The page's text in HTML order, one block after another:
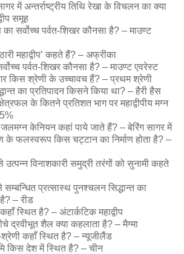
में अन्तर्राष्ट्रीय तिथि रेखा के विचलन का क्या
समूह
का सर्वोच्च पर्वत-शिखर कौनसा है? – माउण्ट
महाद्वीप’ कहते हैं? – अफ्रीका
पर्वत-शिखर कौनसा है? – माउण्ट एवरेस्ट
किस श्रेणी के उच्चावच हैं? – प्रथम श्रेणी
का प्रतिपादन किसने किया था? – हैरी हैस
के कितने प्रतिशत भाग पर महाद्वीपीय मग्न
केनियन कहां पाये जाते हैं? – बेरिंग सागर में
के फलस्वरूप किस चट्टान का निर्माण होता है? –
विनाशकारी समुद्री तरंगों को सुनामी कहते
सम्बन्धित प्रत्सास्थ पुनश्चलन सिद्धान्त का
– रीड
स्थित है? – अंटार्कटिक महाद्वीप
द्रवीभूत शैल क्या कहलाता है? – मैग्मा
श्रेणी कहाँ स्थित है? – न्यूजीलैंड
किस देश में स्थित है? – चीन